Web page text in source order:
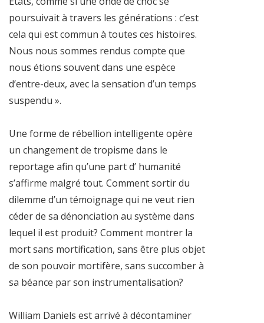
poursuivait à travers les générations : c’est
cela qui est commun à toutes ces histoires.
Nous nous sommes rendus compte que
nous étions souvent dans une espèce
d’entre-deux, avec la sensation d’un temps
suspendu ».
Une forme de rébellion intelligente opère
un changement de tropisme dans le
reportage afin qu’une part d’ humanité
s’affirme malgré tout. Comment sortir du
dilemme d’un témoignage qui ne veut rien
céder de sa dénonciation au système dans
lequel il est produit? Comment montrer la
mort sans mortification, sans être plus objet
de son pouvoir mortifère, sans succomber à
sa béance par son instrumentalisation?
William Daniels est arrivé à décontaminer